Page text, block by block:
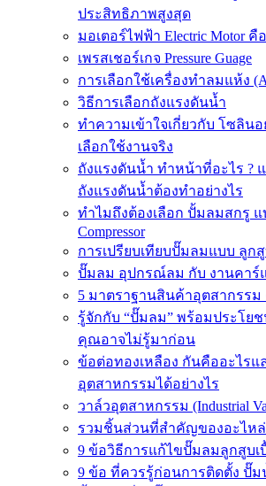
ประสิทธิภาพสูงสุด
มอเตอร์ไฟฟ้า Electric Motor
เพรสเชอร์เกจ Pressure Guage
การเลือกใช้เครื่องทำลมแห้ง
วิธีการเลือกถังแรงดันน้ำ
ทำความเข้าใจเกี่ยวกับ โซลิน
เลือกใช้งานจริง
ถังแรงดันน้ำ ทำหน้าที่อะไร ?
ถังแรงดันน้ำต้องทำอย่างไร
ทำไมถึงต้องเลือก ปั้มลมสกรู แบ
Compressor
การเปรียบเทียบปั๊มลมแบบ ลูก
ปั๊มลม อุปกรณ์ลม กับ งานคาร์
5 มาตราฐานสินค้าอุตสากรรม
รู้จักกับ “ปั๊มลม” พร้อมประโย
คุณอาจไม่รู้มาก่อน
ข้อต่อทองเหลือง กันคืออะไรแ
อุตสาหกรรมได้อย่างไร
วาล์วอุตสาหกรรม (Industrial
รวมชิ้นส่วนที่สำคัญของอะไห
9 ข้อวิธีการแก้ไขปั๊มลมลูกสูบเ
9 ข้อ ที่ควรรู้ก่อนการติดตั้ง ปั๊ม